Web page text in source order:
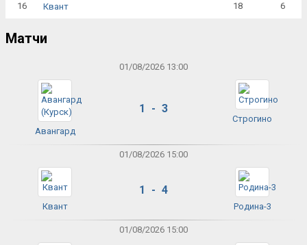
16 Квант 18 6
Матчи
01/08/2026 13:00
Авангард
1 - 3
Строгино
01/08/2026 15:00
Квант
1 - 4
Родина-3
01/08/2026 15:00